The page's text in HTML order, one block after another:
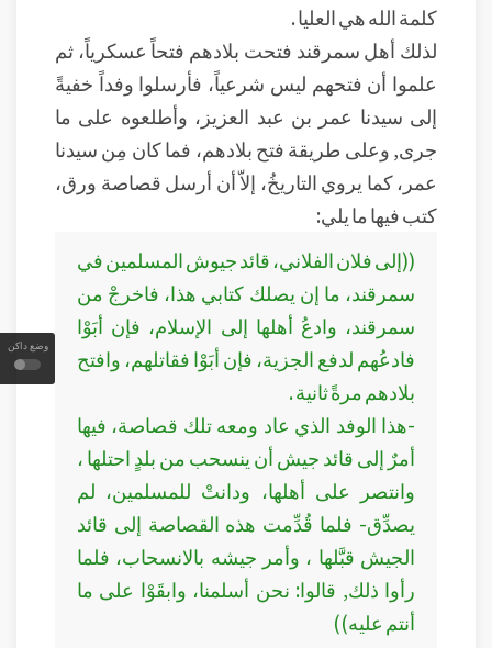
وضع داكن
كلمة الله هي العليا .
لذلك أهل سمرقند فتحت بلادهم فتحاً عسكرياً، ثم
علموا أن فتحهم ليس شرعياً، فأرسلوا وفداً خفيةً
إلى سيدنا عمر بن عبد العزيز، وأطلعوه على ما
جرى, وعلى طريقة فتح بلادهم، فما كان مِن سيدنا
عمر، كما يروي التاريخُ، إلاّ أن أرسل قصاصة ورق،
كتب فيها ما يلي:
((إلى فلان الفلاني، قائد جيوش المسلمين في
سمرقند، ما إن يصلك كتابي هذا، فاخرجْ من
سمرقند، وادعُ أهلها إلى الإسلام، فإن أبَوْا
فادعُهم لدفع الجزية، فإن أبَوْا فقاتلهم، وافتح
بلادهم مرةً ثانية .
-هذا الوفد الذي عاد ومعه تلك قصاصة، فيها
أمرٌ إلى قائد جيش أن ينسحب من بلدٍ احتلها ،
وانتصر على أهلها، ودانتْ للمسلمين، لم
يصدِّق- فلما قُدِّمت هذه القصاصة إلى قائد
الجيش قبَّلها ، وأمر جيشه بالانسحاب، فلما
رأوا ذلك, قالوا: نحن أسلمنا، وابقَوْا على ما
أنتم عليه))